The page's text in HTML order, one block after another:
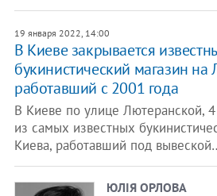
19 января 2022, 14:00
В Киеве закрывается
букинистический магазин на
работавший с 2001 года
В Киеве по улице Лютеранской,
из самых известных
Киева, работавший под
ЮЛІЯ ОРЛОВА